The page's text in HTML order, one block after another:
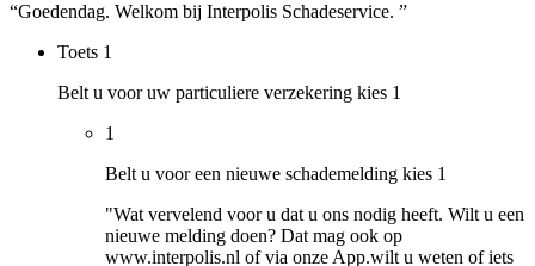
“Goedendag. Welkom bij Interpolis Schadeservice. ”
Toets 1
Belt u voor uw particuliere verzekering kies 1
1
Belt u voor een nieuwe schademelding kies 1
"Wat vervelend voor u dat u ons nodig heeft. Wilt u een
nieuwe melding doen? Dat mag ook op
www.interpolis.nl of via onze App.wilt u weten of iets